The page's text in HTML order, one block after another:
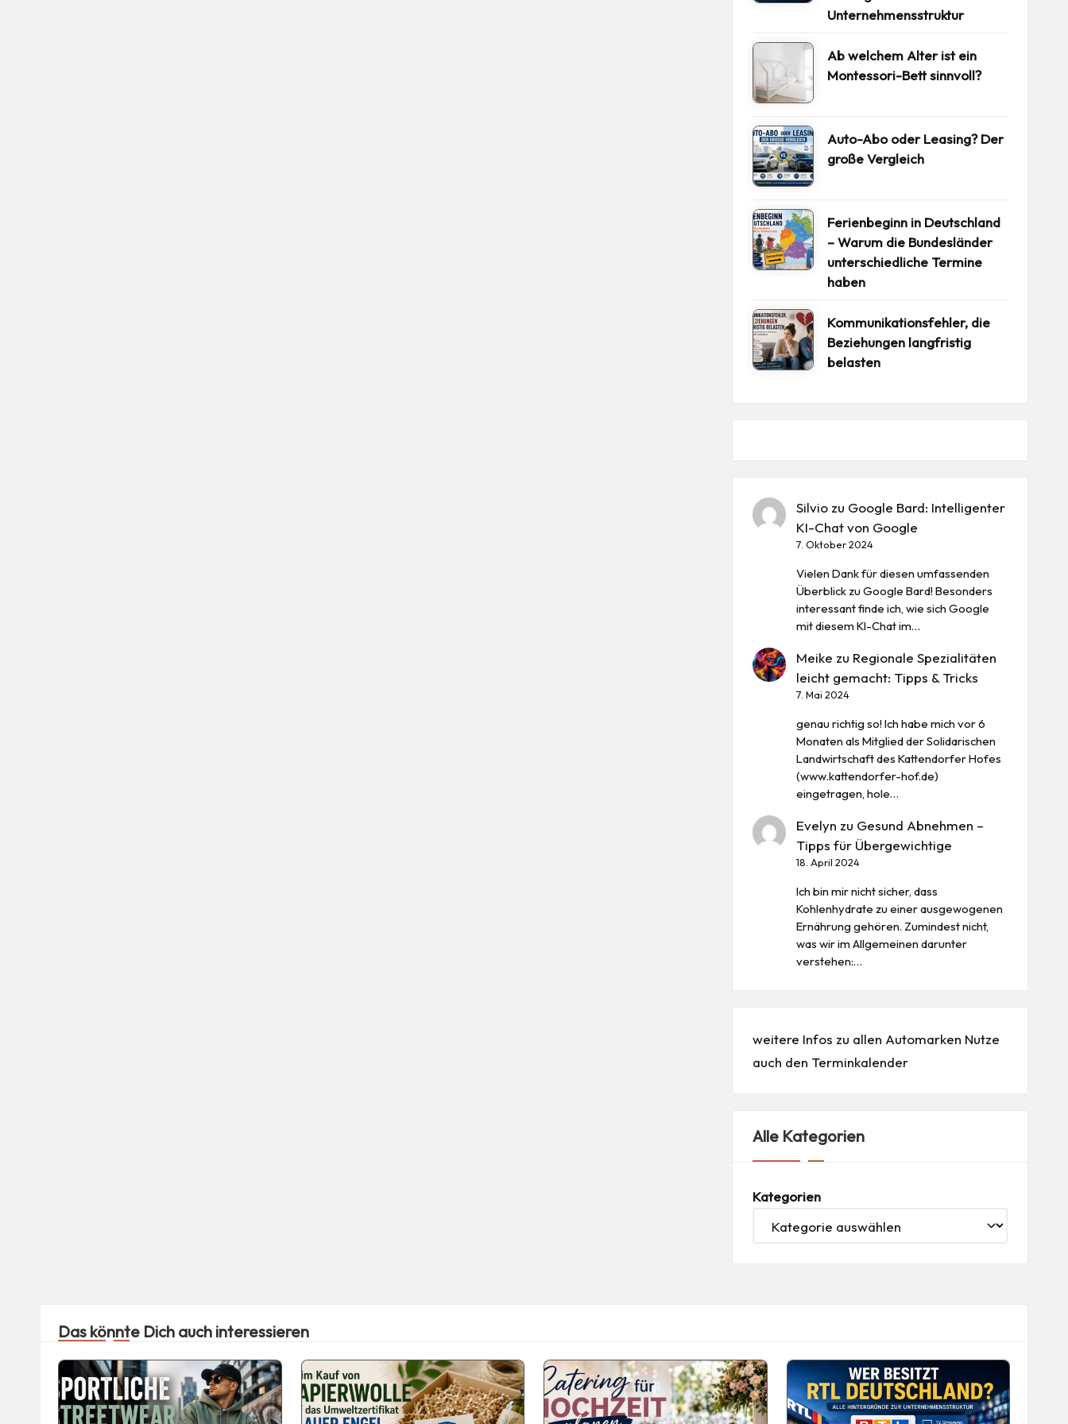
Unternehmensstruktur
Ab welchem Alter ist ein
Montessori-Bett sinnvoll?
Auto-Abo oder Leasing? Der
große Vergleich
Ferienbeginn in Deutschland
– Warum die Bundesländer
unterschiedliche Termine
haben
Kommunikationsfehler, die
Beziehungen langfristig
belasten
Silvio zu Google Bard: Intelligenter
KI-Chat von Google
7. Oktober 2024
Vielen Dank für diesen umfassenden
Überblick zu Google Bard! Besonders
interessant finde ich, wie sich Google
mit diesem KI-Chat im…
Meike zu Regionale Spezialitäten
leicht gemacht: Tipps & Tricks
7. Mai 2024
genau richtig so! Ich habe mich vor 6
Monaten als Mitglied der Solidarischen
Landwirtschaft des Kattendorfer Hofes
(www.kattendorfer-hof.de)
eingetragen, hole…
Evelyn zu Gesund Abnehmen –
Tipps für Übergewichtige
18. April 2024
Ich bin mir nicht sicher, dass
Kohlenhydrate zu einer ausgewogenen
Ernährung gehören. Zumindest nicht,
was wir im Allgemeinen darunter
verstehen:…
weitere Infos zu allen Automarken Nutze
auch den Terminkalender
Alle Kategorien
Kategorien
Das könnte Dich auch interessieren